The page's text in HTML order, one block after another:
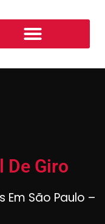
De Giro
São Paulo –